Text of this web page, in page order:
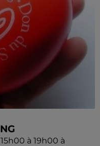
à 19h00 à